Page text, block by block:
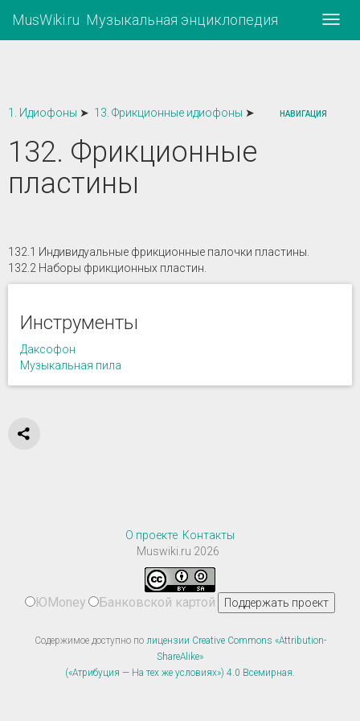
MusWiki.ru Музыкальная энциклопедия
НАВИГАЦИЯ
1. Идиофоны ➤ 13. Фрикционные идиофоны ➤
132. Фрикционные
пластины
132.1 Индивидуальные фрикционные палочки пластины.
132.2 Наборы фрикционных пластин.
Инструменты
Даксофон
Музыкальная пила
О проекте Контакты
Muswiki.ru 2026
ЮMoney Банковской картой
Содержимое доступно по лицензии Creative Commons «Attribution-
ShareAlike»
(«Атрибуция — На тех же условиях») 4.0 Всемирная.